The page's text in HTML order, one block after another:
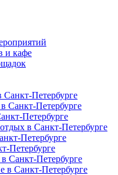
и кафе
Санкт-Петербурге
Санкт-Петербурге
Петербурге
в Санкт-Петербурге
Петербурге
Петербурге
Санкт-Петербурге
в Санкт-Петербурге